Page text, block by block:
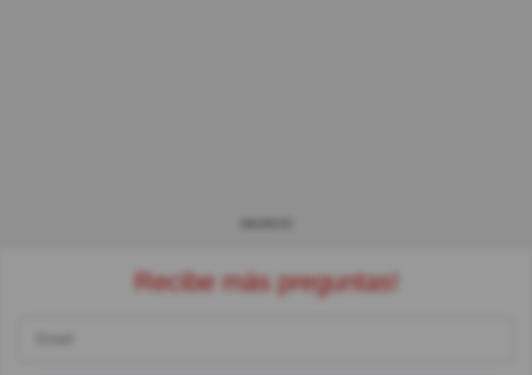
Recibe más preguntas!